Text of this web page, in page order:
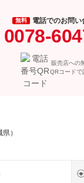
無料 電話でのお問い
0078-
販売店への
QRコードで
）